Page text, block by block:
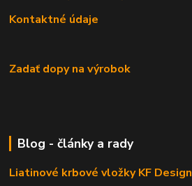
Kontaktné údaje
Zadať dopy na výrobok
Blog - články a rady
Liatinové krbové vložky KF Design